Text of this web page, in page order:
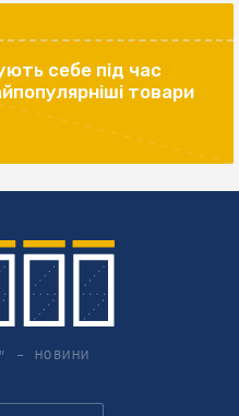
себе під час
товари
– НОВИНИ